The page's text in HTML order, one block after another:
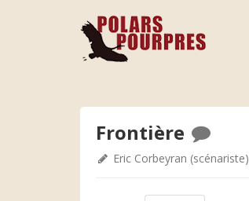
Frontière
Eric Corbeyran (scénariste)